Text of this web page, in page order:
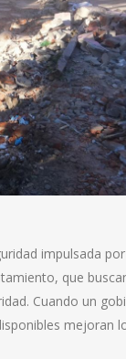
impulsada
que
Cuando un
mejoran